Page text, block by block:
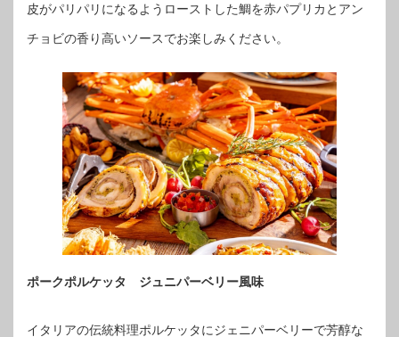
皮がパリパリになるようローストした鯛を赤パプリカとアン
チョビの香り高いソースでお楽しみください。
ポークポルケッタ ジュニパーベリー風味
イタリアの伝統料理ポルケッタにジェニパーベリーで芳醇な